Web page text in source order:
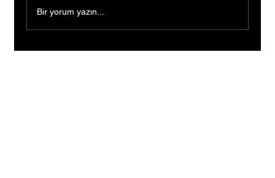
Bir yorum yazın...